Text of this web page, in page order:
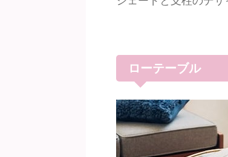
ローテーブル